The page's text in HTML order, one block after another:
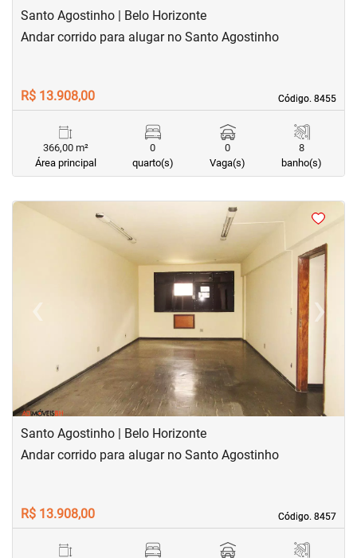
Santo Agostinho | Belo Horizonte
Código. 8455
Código. 8455
Andar corrido para alugar no Santo Agostinho
R$ 13.908,00
366,00 m²
Área principal
0
quarto(s)
0
Vaga(s)
8
banho(s)
‹Previous ›
Next
Santo Agostinho | Belo Horizonte
Código. 8457
Código. 8457
Andar corrido para alugar no Santo Agostinho
R$ 13.908,00